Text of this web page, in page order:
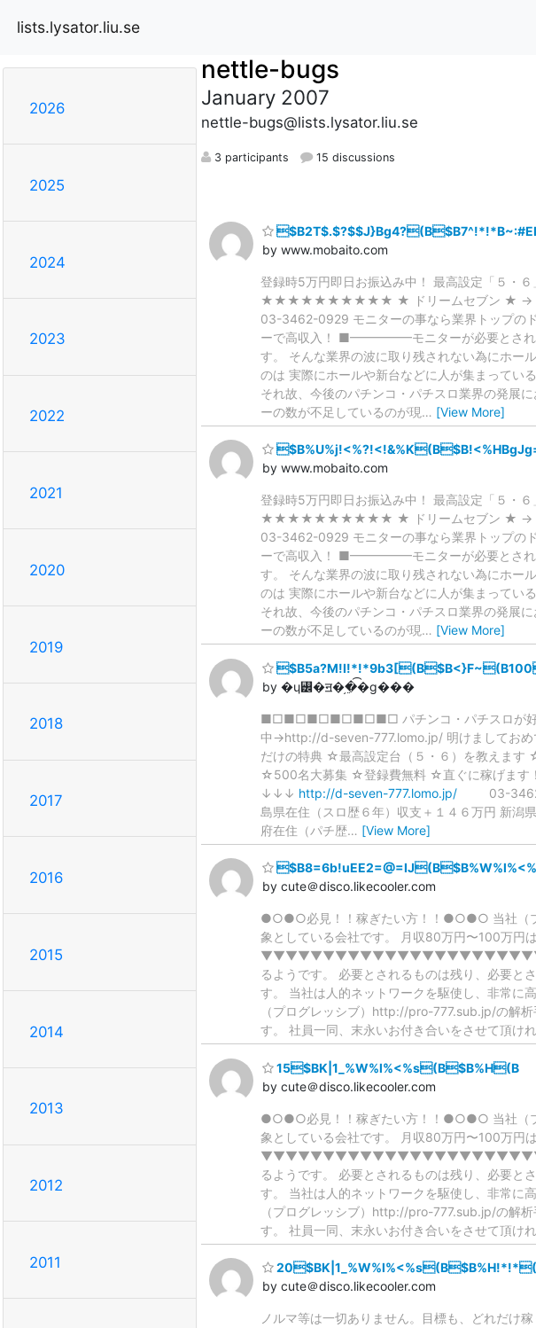
lists.lysator.liu.se
2026
2025
2024
2023
2022
2021
2020
2019
2018
2017
2016
2015
2014
2013
2012
2011
nettle-bugs
January 2007
nettle-bugs@lists.lysator.liu.se
3 participants 15 discussions
by www.mobaito.com
登録時5万円即日お振込み中！ 最高設定「５・
★★★★★★★★★★ ★ ドリームセブン ★
03-3462-0929 モニターの事なら業界トップの
ーで高収入！ ■━━━━━モニターが必要とさ
す。 そんな業界の波に取り残されない為にホー
のは 実際にホールや新台などに人が集まってい
それ故、今後のパチンコ・パチスロ業界の発展
ーの数が不足しているのが現… [View More]
by www.mobaito.com
登録時5万円即日お振込み中！ 最高設定「５・
★★★★★★★★★★ ★ ドリームセブン ★
03-3462-0929 モニターの事なら業界トップの
ーで高収入！ ■━━━━━モニターが必要とさ
す。 そんな業界の波に取り残されない為にホー
のは 実際にホールや新台などに人が集まってい
それ故、今後のパチンコ・パチスロ業界の発展
ーの数が不足しているのが現… [View More]
by �ɥ꡼�ॻ�֥�ֵ�͡ɡ���
■□■□■□■□■□■□ パチンコ・パチスロが好
中→http://d-seven-777.lomo.jp/ 明けましておめ
だけの特典 ☆最高設定台（５・６）を教え
☆500名大募集 ☆登録費無料 ☆
↓↓↓ http://d-seven-777.lomo.jp/ 03-3462-
島県在住（スロ歴６年）収支＋１４６万円 新潟
府在住（パチ歴… [View More]
by cute＠disco.likecooler.com
●○●○必見！！稼ぎたい方！！●○●○ 当社（プ
象としている会社です。 月収80万円〜100万
▼▼▼▼▼▼▼▼▼▼▼▼▼▼▼▼▼▼▼▼▼▼▼▼▼▼ 世の
るようです。 必要とされるものは残り、必要と
す。 当社は人的ネットワークを駆使し、非常に
（プログレッシブ）http://pro-777.sub.jp/の解
す。 社員一同、末永いお付き合いをさせて頂け
15$BK|1_%W%l%<%s(B$B%H(B
by cute＠disco.likecooler.com
●○●○必見！！稼ぎたい方！！●○●○ 当社（プ
象としている会社です。 月収80万円〜100万
▼▼▼▼▼▼▼▼▼▼▼▼▼▼▼▼▼▼▼▼▼▼▼▼▼▼ 世の
るようです。 必要とされるものは残り、必要と
す。 当社は人的ネットワークを駆使し、非常に
（プログレッシブ）http://pro-777.sub.jp/の解
す。 社員一同、末永いお付き合いをさせて頂け
by cute＠disco.likecooler.com
ノルマ等は一切ありません。目標も、どれだけ